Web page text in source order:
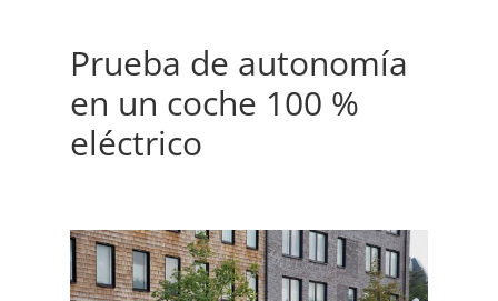
Prueba de autonomía
en un coche 100 %
eléctrico